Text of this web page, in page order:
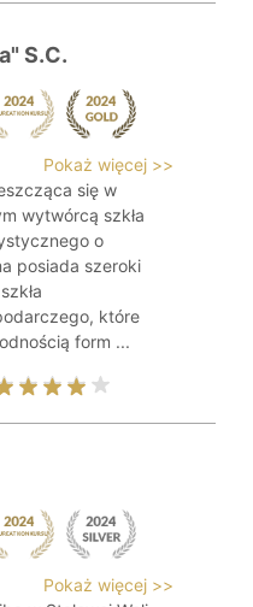
S.C.
Pokaż więcej >>
się w
wytwórcą szkła
o
posiada szeroki
które
form ...
Pokaż więcej >>